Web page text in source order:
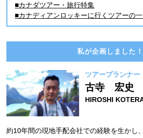
■カナダツアー・旅行特集
■カナディアンロッキーに行くツアーの
私が企画しました！
ツアープランナー
古寺 宏史
HIROSHI
約10年間の現地手配会社での経験を生かし